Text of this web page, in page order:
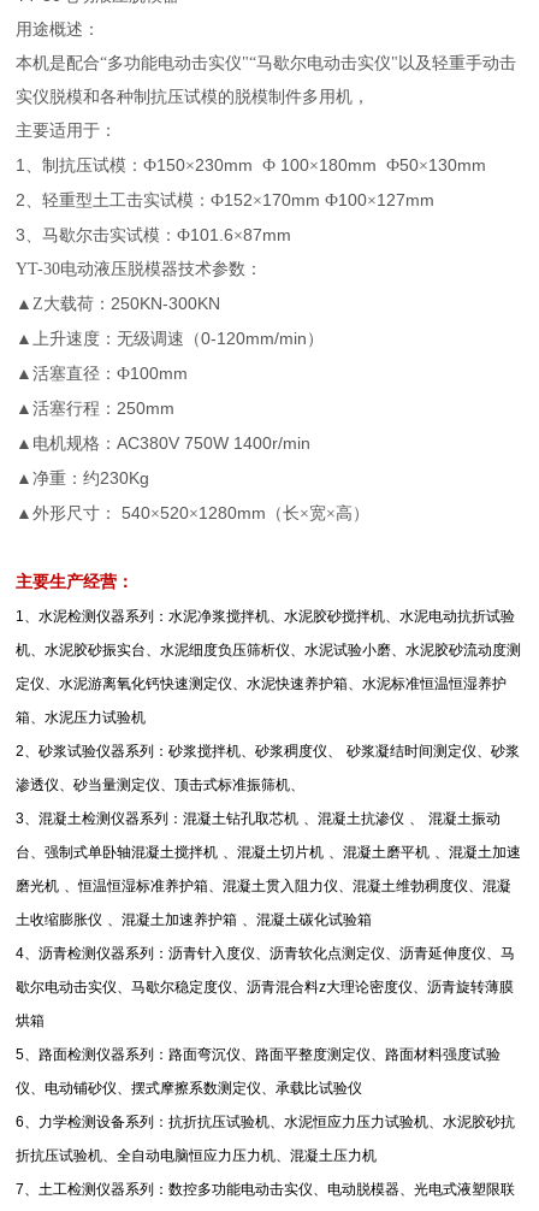
用途概述：
本机是配合“多功能电动击实仪"“马歇尔电动击实仪"以及轻重手动击
实仪脱模和各种制抗压试模的脱模制件多用机，
主要适用于：
1 、制抗压试模：Ф150×230mm Ф 100×180mm Ф50×130mm
2、轻重型土工击实试模：Ф152×170mmФ100×127mm
3、马歇尔击实试模：Ф101.6×87mm
YT-30电动液压脱模器技术参数：
▲Z大载荷：250KN-300KN
▲上升速度：无级调速（0-120mm/min ）
▲活塞直径：Ф100mm
▲活塞行程：250mm
▲电机规格：AC380V 750W 1400r/min
▲净重：约230Kg
▲外形尺寸： 540×520×1280mm （长×宽×高）
主要生产经营：
1、水泥检测仪器系列：水泥净浆搅拌机、水泥胶砂搅拌机、水泥电动抗折试验
机、水泥胶砂振实台、水泥细度负压筛析仪、水泥试验小磨、水泥胶砂流动度测
定仪、水泥游离氧化钙快速测定仪、水泥快速养护箱、水泥标准恒温恒湿养护
箱、水泥压力试验机
2、砂浆试验仪器系列：砂浆搅拌机、砂浆稠度仪、
砂浆凝结时间测定仪、砂浆
渗透仪、砂当量测定仪、顶击式标准振筛机、
3、混凝土检测仪器系列：混凝土钻孔取芯机 、混凝土抗渗仪 、
混凝土振动
台、强制式单卧轴混凝土搅拌机 、混凝土切片机 、混凝土磨平机 、混凝土加速
磨光机 、恒温恒湿标准养护箱、混凝土贯入阻力仪、混凝土维勃稠度仪、混凝
土收缩膨胀仪 、混凝土加速养护箱 、混凝土碳化试验箱
4、沥青检测仪器系列：沥青针入度仪、沥青软化点测定仪、沥青延伸度仪、马
歇尔电动击实仪、马歇尔稳定度仪、沥青混合料z大理论密度仪、沥青旋转薄膜
烘箱
5、路面检测仪器系列：路面弯沉仪、路面平整度测定仪、路面材料强度试验
仪、电动铺砂仪、摆式摩擦系数测定仪、承载比试验仪
6、力学检测设备系列：抗折抗压试验机、水泥恒应力压力试验机、水泥胶砂抗
折抗压试验机、全自动电脑恒应力压力机、混凝土压力机
7、土工检测仪器系列：数控多功能电动击实仪、电动脱模器、光电式液塑限联